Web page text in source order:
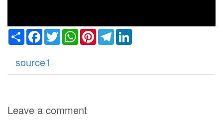
ShareFacebook
TwitterWhatsApp
PinterestTelegram
source1
Leave a comment